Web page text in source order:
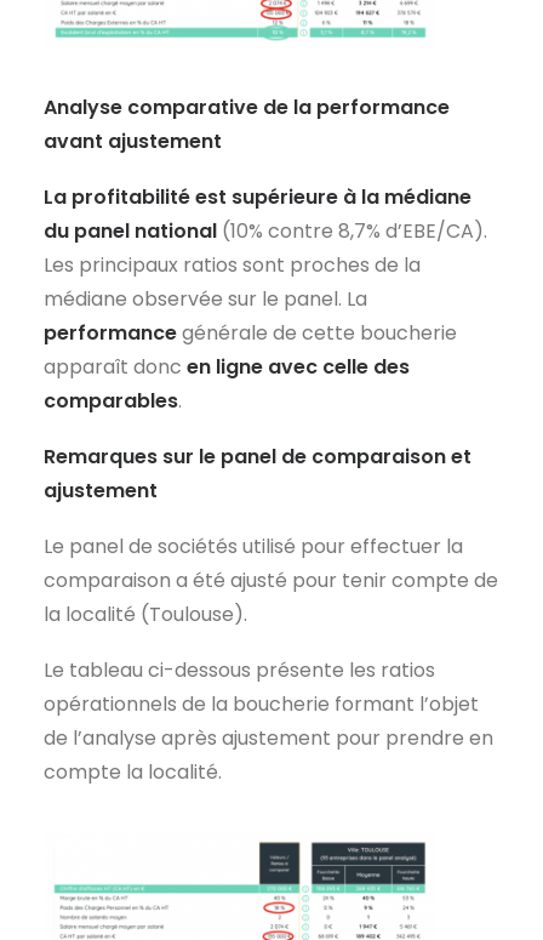
Analyse comparative de la performance
avant ajustement
La profitabilité est supérieure à la médiane
du panel national (10% contre 8,7% d’EBE/CA).
Les principaux ratios sont proches de la
médiane observée sur le panel. La
performancegénérale de cette boucherie
apparaît donc en ligne avec celle des
comparables.
Remarques sur le panel de comparaison et
ajustement
Le panel de sociétés utilisé pour effectuer la
comparaison a été ajusté pour tenir compte de
la localité (Toulouse).
Le tableau ci-dessous présente les ratios
opérationnels de la boucherie formant l’objet
de l’analyse après ajustement pour prendre en
compte la localité.